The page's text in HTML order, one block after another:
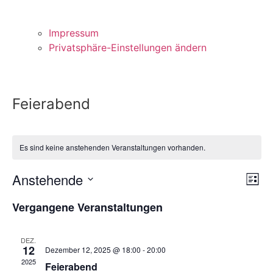
Impressum
Privatsphäre-Einstellungen ändern
Feierabend
Es sind keine anstehenden Veranstaltungen vorhanden.
Liste
Anstehende
wählen.
Vergangene Veranstaltungen
DEZ.
12
2025
Dezember 12, 2025 @ 18:00 -20:00
Feierabend